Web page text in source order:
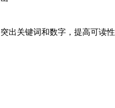
出关键词和数字，提高可读性